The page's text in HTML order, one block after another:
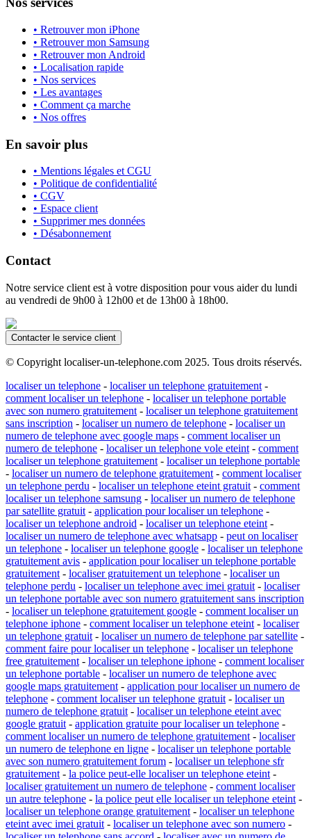
• Retrouver mon iPhone
• Retrouver mon Samsung
• Retrouver mon Android
• Localisation rapide
• Nos services
• Les avantages
• Comment ça marche
• Nos offres
En savoir plus
• Mentions légales et CGU
• Politique de confidentialité
• CGV
• Espace client
• Supprimer mes données
• Désabonnement
Contact
Notre service client est à votre disposition pour vous aider du lundi
au vendredi de 9h00 à 12h00 et de 13h00 à 18h00.
Contacter le service client
© Copyright localiser-un-telephone.com 2025. Tous droits réservés.
localiser un telephone - localiser un telephone gratuitement -
comment localiser un telephone - localiser un telephone portable
avec son numero gratuitement - localiser un telephone gratuitement
sans inscription - localiser un numero de telephone - localiser un
numero de telephone avec google maps - comment localiser un
numero de telephone - localiser un telephone vole eteint - comment
localiser un telephone gratuitement - localiser un telephone portable
- localiser un numero de telephone gratuitement - comment localiser
un telephone perdu - localiser un telephone eteint gratuit - comment
localiser un telephone samsung - localiser un numero de telephone
par satellite gratuit - application pour localiser un telephone -
localiser un telephone android - localiser un telephone eteint -
localiser un numero de telephone avec whatsapp - peut on localiser
un telephone - localiser un telephone google - localiser un telephone
gratuitement avis - application pour localiser un telephone portable
gratuitement - localiser gratuitement un telephone - localiser un
telephone perdu - localiser un telephone avec imei gratuit - localiser
un telephone portable avec son numero gratuitement sans inscription
- localiser un telephone gratuitement google - comment localiser un
telephone iphone - comment localiser un telephone eteint - localiser
un telephone gratuit - localiser un numero de telephone par satellite -
comment faire pour localiser un telephone - localiser un telephone
free gratuitement - localiser un telephone iphone - comment localiser
un telephone portable - localiser un numero de telephone avec
google maps gratuitement - application pour localiser un numero de
telephone - comment localiser un telephone gratuit - localiser un
numero de telephone gratuit - localiser un telephone eteint avec
google gratuit - application gratuite pour localiser un telephone -
comment localiser un numero de telephone gratuitement - localiser
un numero de telephone en ligne - localiser un telephone portable
avec son numero gratuitement forum - localiser un telephone sfr
gratuitement - la police peut-elle localiser un telephone eteint -
localiser gratuitement un numero de telephone - comment localiser
un autre telephone - la police peut elle localiser un telephone eteint -
localiser un telephone orange gratuitement - localiser un telephone
eteint avec imei gratuit - localiser un telephone avec son numero -